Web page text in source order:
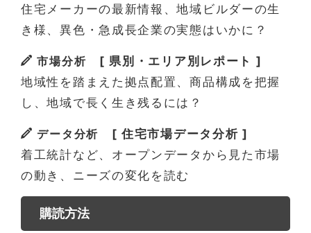
住宅メーカーの最新情報、地域ビルダーの生
き様、異色・急成長企業の実態はいかに？
市場分析 [ 県別・エリア別レポート ]
地域性を踏まえた拠点配置、商品構成を把握
し、地域で長く生き残るには？
データ分析 [ 住宅市場データ分析 ]
着工統計など、オープンデータから見た市場
の動き、ニーズの変化を読む
購読方法